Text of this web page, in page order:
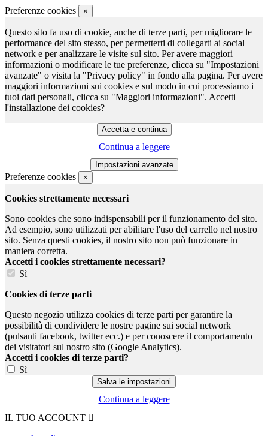
Preferenze cookies ×
Questo sito fa uso di cookie, anche di terze parti, per migliorare le
performance del sito stesso, per permetterti di collegarti ai social
network e per analizzare le visite sul sito. Per avere maggiori
informazioni o modificare le tue preferenze, clicca su "Impostazioni
avanzate" o visita la "Privacy policy" in fondo alla pagina. Per avere
maggiori informazioni sui cookies e sul modo in cui processiamo i
tuoi dati personali, clicca su "Maggiori informazioni". Accetti
l'installazione dei cookies?
Continua a leggere
Preferenze cookies ×
Cookies strettamente necessari
Sono cookies che sono indispensabili per il funzionamento del sito.
Ad esempio, sono utilizzati per abilitare l'uso del carrello nel nostro
sito. Senza questi cookies, il nostro sito non può funzionare in
maniera corretta.
Accetti i cookies strettamente necessari?
Sì
Cookies di terze parti
Questo negozio utilizza cookies di terze parti per garantire la
possibilità di condividere le nostre pagine sui social network
(pulsanti facebook, twitter ecc.) e per conoscere il comportamento
dei visitatori sul nostro sito (Google Analytics).
Accetti i cookies di terze parti?
Sì
Continua a leggere
IL TUO ACCOUNT 